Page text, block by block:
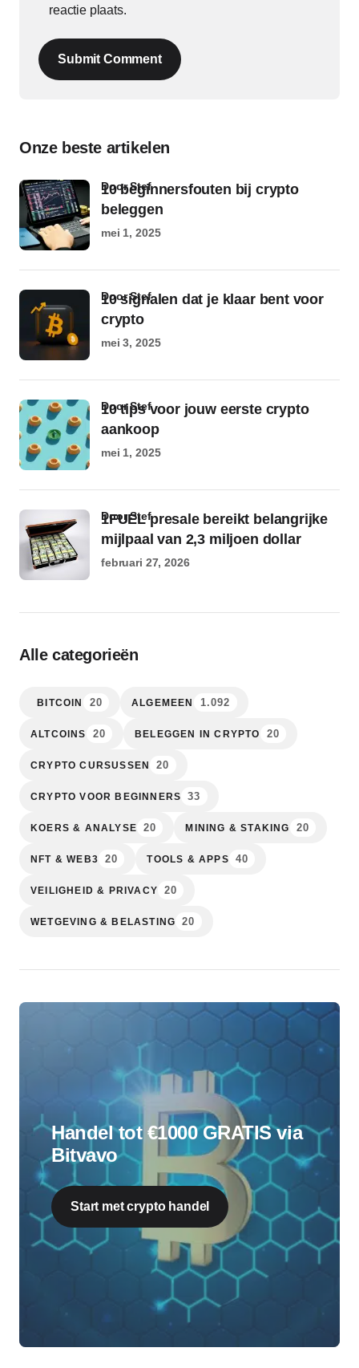
reactie plaats.
Submit Comment
Onze beste artikelen
10 beginnersfouten bij crypto
beleggen
door Stef
mei 1, 2025
10 signalen dat je klaar bent voor
crypto
door Stef
mei 3, 2025
10 tips voor jouw eerste crypto
aankoop
door Stef
mei 1, 2025
1FUEL presale bereikt belangrijke
mijlpaal van 2,3 miljoen dollar
door Stef
februari 27, 2026
Alle categorieën
BITCOIN 20 ALGEMEEN 1.092
ALTCOINS 20 BELEGGEN IN CRYPTO 20
CRYPTO CURSUSSEN 20
CRYPTO VOOR BEGINNERS 33
KOERS & ANALYSE 20 MINING & STAKING 20
NFT & WEB3 20 TOOLS & APPS 40
VEILIGHEID & PRIVACY 20
WETGEVING & BELASTING 20
Handel tot €1000 GRATIS via
Bitvavo
Start met crypto handel